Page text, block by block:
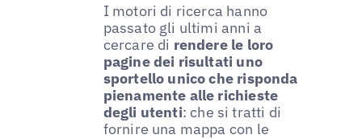
I motori di ricerca hanno
passato gli ultimi anni a
cercare di rendere le loro
pagine dei risultati uno
sportello unico che risponda
pienamente alle richieste
degli utenti: che si tratti di
fornire una mappa con le